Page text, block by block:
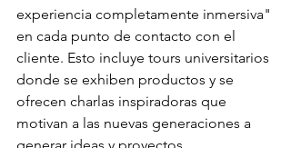
experiencia completamente inmersiva"
en cada punto de contacto con el
cliente. Esto incluye tours universitarios
donde se exhiben productos y se
ofrecen charlas inspiradoras que
motivan a las nuevas generaciones a